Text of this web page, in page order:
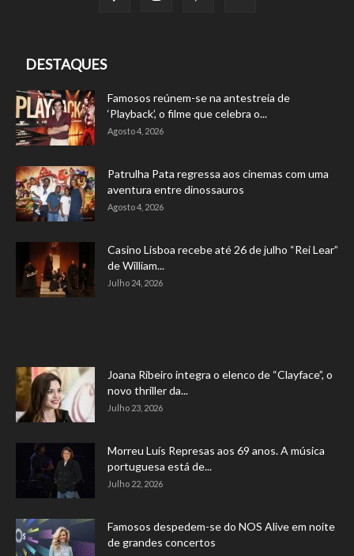
DESTAQUES
Famosos reúnem-se na antestreia de
‘Playback’, o filme que celebra o...
Agosto 4, 2026
Patrulha Pata regressa aos cinemas com uma
aventura entre dinossauros
Agosto 4, 2026
Casino Lisboa recebe até 26 de julho “Rei Lear”
de William...
Julho 24, 2026
Joana Ribeiro integra o elenco de “Clayface”, o
novo thriller da...
Julho 23, 2026
Morreu Luís Represas aos 69 anos. A música
portuguesa está de...
Julho 22, 2026
Famosos despedem-se do NOS Alive em noite
de grandes concertos